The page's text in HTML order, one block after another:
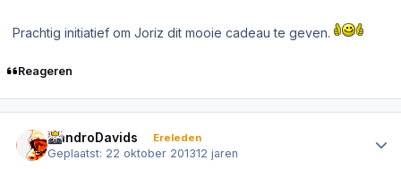
Prachtig initiatief om Joriz dit mooie cadeau te geven.
Reageren
NandroDavids Ereleden
Geplaatst: 22 oktober 201312 jaren